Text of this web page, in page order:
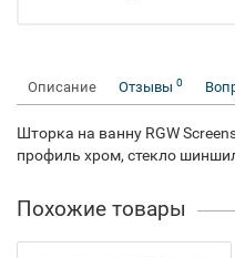
Описание Отзывы 0
Шторка на ванну RGW
профиль хром, стекло
Похожие товары